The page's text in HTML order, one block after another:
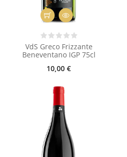
VdS Greco Frizzante
Beneventano IGP 75cl
10,00 €